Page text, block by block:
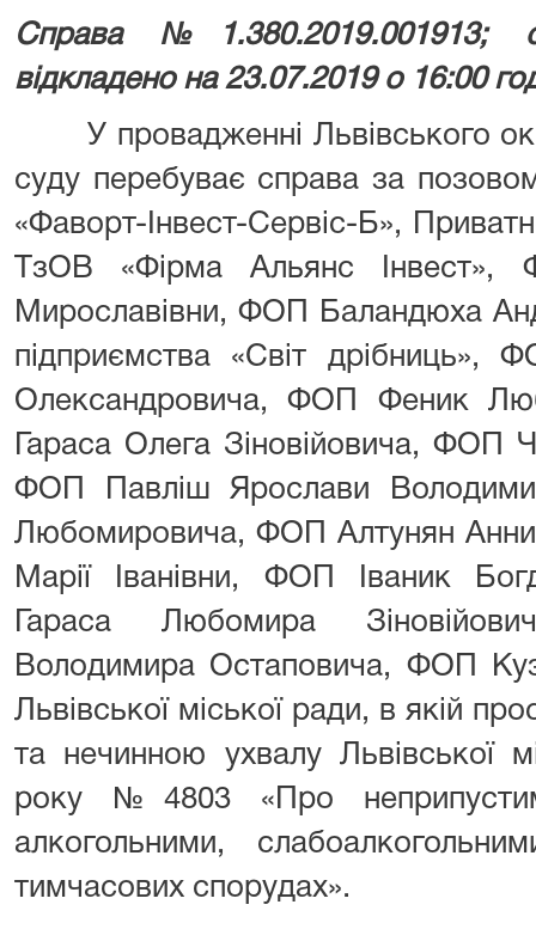
Справа №1.380.2019.001913;
відкладено на 23.07.2019 о 16:00
У провадженні Львівського
суду перебуває справа за
«Фаворт-Інвест-Сервіс-Б»,
ТзОВ «Фірма Альянс Інвест»,
Мирославівни, ФОП Баландюха
підприємства «Світ дрібниць»,
Олександровича, ФОП Феник
Гараса Олега Зіновійовича, ФОП
ФОП Павліш Ярослави
Любомировича, ФОП Алтунян Анни
Марії Іванівни, ФОП Іваник
Гараса Любомира
Володимира Остаповича, ФОП
Львівської міської ради, в якій
та нечинною ухвалу Львівської
року №4803 «Про
алкогольними,
тимчасових спорудах».